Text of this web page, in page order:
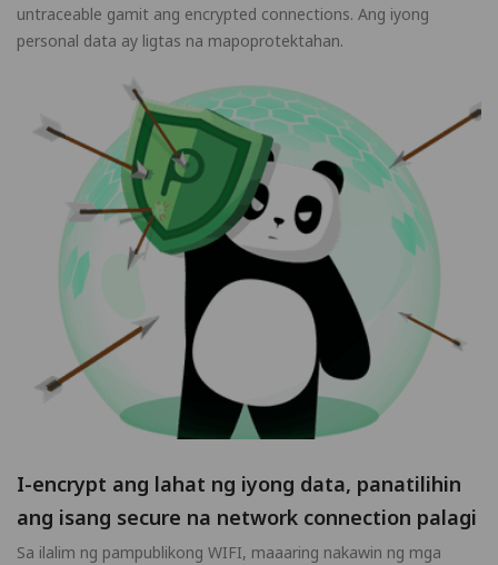
untraceable gamit ang encrypted connections. Ang iyong
personal data ay ligtas na mapoprotektahan.
I-encrypt ang lahat ng iyong data, panatilihin
ang isang secure na network connection palagi
Sa ilalim ng pampublikong WIFI, maaaring nakawin ng mga